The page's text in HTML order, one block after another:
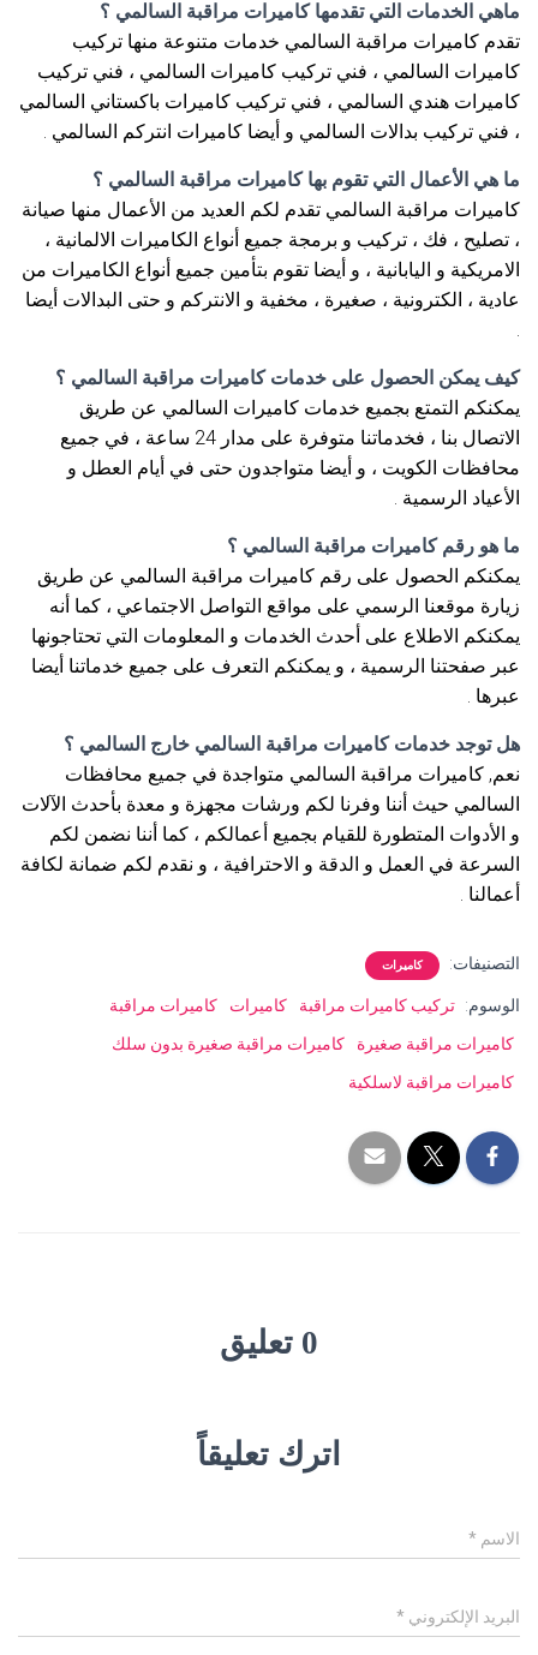
ماهي الخدمات التي تقدمها كاميرات مراقبة السالمي ؟
تقدم كاميرات مراقبة السالمي خدمات متنوعة منها تركيب
كاميرات السالمي ، فني تركيب كاميرات السالمي ، فني تركيب
كاميرات هندي السالمي ، فني تركيب كاميرات باكستاني السالمي
، فني تركيب بدالات السالمي و أيضا كاميرات انتركم السالمي .
ما هي الأعمال التي تقوم بها كاميرات مراقبة السالمي ؟
كاميرات مراقبة السالمي تقدم لكم العديد من الأعمال منها صيانة
، تصليح ، فك ، تركيب و برمجة جميع أنواع الكاميرات الالمانية ،
الامريكية و اليابانية ، و أيضا تقوم بتأمين جميع أنواع الكاميرات من
عادية ، الكترونية ، صغيرة ، مخفية و الانتركم و حتى البدالات أيضا
.
كيف يمكن الحصول على خدمات كاميرات مراقبة السالمي ؟
يمكنكم التمتع بجميع خدمات كاميرات السالمي عن طريق
الاتصال بنا ، فخدماتنا متوفرة على مدار 24 ساعة ، في جميع
محافظات الكويت ، و أيضا متواجدون حتى في أيام العطل و
الأعياد الرسمية .
ما هو رقم كاميرات مراقبة السالمي ؟
يمكنكم الحصول على رقم كاميرات مراقبة السالمي عن طريق
زيارة موقعنا الرسمي على مواقع التواصل الاجتماعي ، كما أنه
يمكنكم الاطلاع على أحدث الخدمات و المعلومات التي تحتاجونها
عبر صفحتنا الرسمية ، و يمكنكم التعرف على جميع خدماتنا أيضا
عبرها .
هل توجد خدمات كاميرات مراقبة السالمي خارج السالمي ؟
نعم, كاميرات مراقبة السالمي متواجدة في جميع محافظات
السالمي حيث أننا وفرنا لكم ورشات مجهزة و معدة بأحدث الآلات
و الأدوات المتطورة للقيام بجميع أعمالكم ، كما أننا نضمن لكم
السرعة في العمل و الدقة و الاحترافية ، و نقدم لكم ضمانة لكافة
أعمالنا .
التصنيفات: كاميرات
الوسوم: تركيب كاميرات مراقبة كاميرات
كاميرات مراقبة
كاميرات مراقبة صغيرة
كاميرات مراقبة صغيرة بدون سلك
كاميرات مراقبة لاسلكية
0 تعليق
اترك تعليقاً
الاسم *
البريد الإلكتروني *